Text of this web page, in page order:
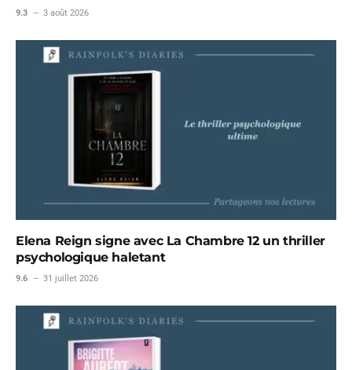
9.3 3 août 2026
Elena Reign signe avec La Chambre 12 un thriller
psychologique haletant
9.6 31 juillet 2026